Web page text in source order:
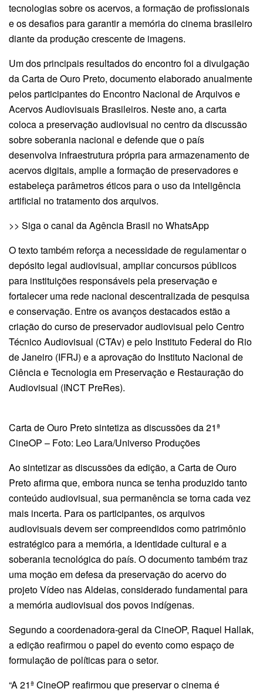
tecnologias sobre os acervos, a formação de profissionais
e os desafios para garantir a memória do cinema brasileiro
diante da produção crescente de imagens.
Um dos principais resultados do encontro foi a divulgação
da Carta de Ouro Preto, documento elaborado anualmente
pelos participantes do Encontro Nacional de Arquivos e
Acervos Audiovisuais Brasileiros. Neste ano, a carta
coloca a preservação audiovisual no centro da discussão
sobre soberania nacional e defende que o país
desenvolva infraestrutura própria para armazenamento de
acervos digitais, amplie a formação de preservadores e
estabeleça parâmetros éticos para o uso da inteligência
artificial no tratamento dos arquivos.
>> Siga o canal da Agência Brasil no WhatsApp
O texto também reforça a necessidade de regulamentar o
depósito legal audiovisual, ampliar concursos públicos
para instituições responsáveis pela preservação e
fortalecer uma rede nacional descentralizada de pesquisa
e conservação. Entre os avanços destacados estão a
criação do curso de preservador audiovisual pelo Centro
Técnico Audiovisual (CTAv) e pelo Instituto Federal do Rio
de Janeiro (IFRJ) e a aprovação do Instituto Nacional de
Ciência e Tecnologia em Preservação e Restauração do
Audiovisual (INCT PreRes).
Carta de Ouro Preto sintetiza as discussões da 21ª
CineOP – Foto: Leo Lara/Universo Produções
Ao sintetizar as discussões da edição, a Carta de Ouro
Preto afirma que, embora nunca se tenha produzido tanto
conteúdo audiovisual, sua permanência se torna cada vez
mais incerta. Para os participantes, os arquivos
audiovisuais devem ser compreendidos como patrimônio
estratégico para a memória, a identidade cultural e a
soberania tecnológica do país. O documento também traz
uma moção em defesa da preservação do acervo do
projeto Vídeo nas Aldeias, considerado fundamental para
a memória audiovisual dos povos indígenas.
Segundo a coordenadora-geral da CineOP, Raquel Hallak,
a edição reafirmou o papel do evento como espaço de
formulação de políticas para o setor.
“A 21ª CineOP reafirmou que preservar o cinema é